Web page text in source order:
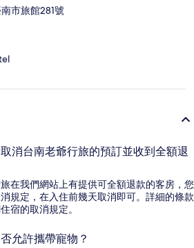
市旅館281號
消台南老爺行旅的預訂並收到全額退
在我們網站上有提供可全額退款的客房，您
規定，在入住前幾天取消即可。詳細的條款
宿的取消規定。
允許攜帶寵物？